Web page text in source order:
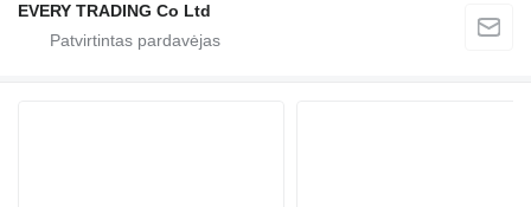
EVERY TRADING Co Ltd